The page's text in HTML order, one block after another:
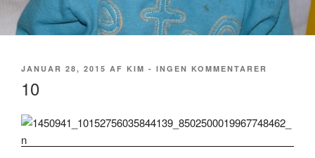
UDGIVET
JANUAR 28, 2015 AF KIM - INGEN KOMMENTARER
10